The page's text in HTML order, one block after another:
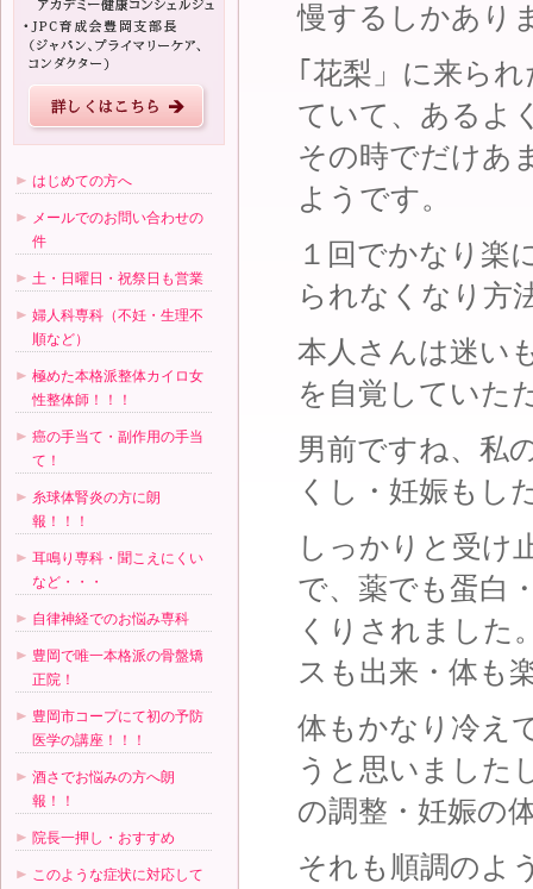
慢するしかあり
｢花梨」に来ら
ていて、あるよ
その時でだけあ
ようです。
１回でかなり楽
られなくなり方
本人さんは迷い
を自覚していた
男前ですね、私
くし・妊娠もし
しっかりと受け
で、薬でも蛋白
くりされました
スも出来・体も
体もかなり冷え
うと思いました
の調整・妊娠の
それも順調のよ
はじめての方へ
メールでのお問い合わせの
件
土・日曜日・祝祭日も営業
婦人科専科（不妊・生理不
順など）
極めた本格派整体カイロ女
性整体師！！！
癌の手当て・副作用の手当
て！
糸球体腎炎の方に朗
報！！！
耳鳴り専科・聞こえにくい
など・・・
自律神経でのお悩み専科
豊岡で唯一本格派の骨盤矯
正院！
豊岡市コープにて初の予防
医学の講座！！！
酒さでお悩みの方へ朗
報！！
院長一押し・おすすめ
このような症状に対応して